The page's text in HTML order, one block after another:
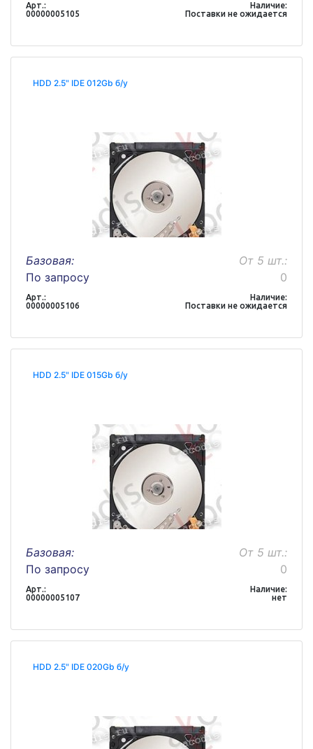
Арт.:
00000005105
Наличие:
Поставки не ожидается
HDD 2.5" IDE 012Gb б/у
Базовая:
По запросу
От 5 шт.:
0
Арт.:
00000005106
Наличие:
Поставки не ожидается
HDD 2.5" IDE 015Gb б/у
Базовая:
По запросу
От 5 шт.:
0
Арт.:
00000005107
Наличие:
нет
HDD 2.5" IDE 020Gb б/у